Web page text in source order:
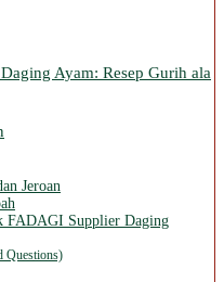
Ayam: Resep Gurih ala
Jeroan
FADAGI Supplier Daging
Questions)